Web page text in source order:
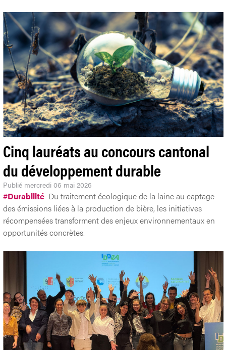
Cinq lauréats au concours cantonal
du développement durable
Publié mercredi 06 mai 2026
#Durabilité Du traitement écologique de la laine au captage
des émissions liées à la production de bière, les initiatives
récompensées transforment des enjeux environnementaux en
opportunités concrètes.